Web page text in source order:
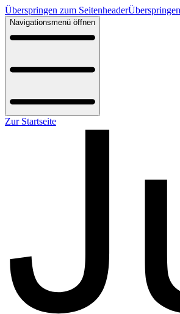
Überspringen zum Seitenheader
Navigationsmenü öffnen
Zur Startseite